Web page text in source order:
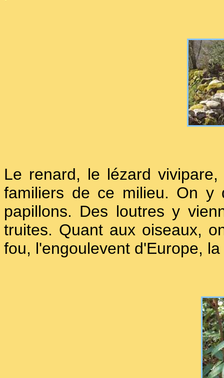
Le renard, le lézard
familiers de ce milieu. On y
papillons. Des loutres y
truites. Quant aux oiseaux,
fou, l'engoulevent d'Europe,